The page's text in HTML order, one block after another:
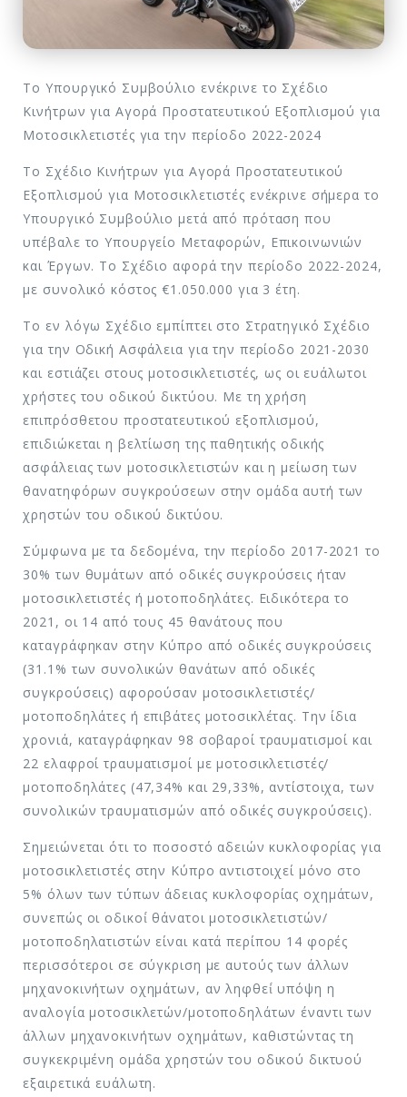
Το Υπουργικό Συμβούλιο ενέκρινε το Σχέδιο
Κινήτρων για Αγορά Προστατευτικού Εξοπλισμού για
Μοτοσικλετιστές για την περίοδο 2022-2024
Το Σχέδιο Κινήτρων για Αγορά Προστατευτικού
Εξοπλισμού για Μοτοσικλετιστές ενέκρινε σήμερα το
Υπουργικό Συμβούλιο μετά από πρόταση που
υπέβαλε το Υπουργείο Μεταφορών, Επικοινωνιών
και Έργων. Το Σχέδιο αφορά την περίοδο 2022-2024,
με συνολικό κόστος €1.050.000 για 3 έτη.
Το εν λόγω Σχέδιο εμπίπτει στο Στρατηγικό Σχέδιο
για την Οδική Ασφάλεια για την περίοδο 2021-2030
και εστιάζει στους μοτοσικλετιστές, ως οι ευάλωτοι
χρήστες του οδικού δικτύου. Με τη χρήση
επιπρόσθετου προστατευτικού εξοπλισμού,
επιδιώκεται η βελτίωση της παθητικής οδικής
ασφάλειας των μοτοσικλετιστών και η μείωση των
θανατηφόρων συγκρούσεων στην ομάδα αυτή των
χρηστών του οδικού δικτύου.
Σύμφωνα με τα δεδομένα, την περίοδο 2017-2021 το
30% των θυμάτων από οδικές συγκρούσεις ήταν
μοτοσικλετιστές ή μοτοποδηλάτες. Ειδικότερα το
2021, οι 14 από τους 45 θανάτους που
καταγράφηκαν στην Κύπρο από οδικές συγκρούσεις
(31.1% των συνολικών θανάτων από οδικές
συγκρούσεις) αφορούσαν μοτοσικλετιστές/
μοτοποδηλάτες ή επιβάτες μοτοσικλέτας. Την ίδια
χρονιά, καταγράφηκαν 98 σοβαροί τραυματισμοί και
22 ελαφροί τραυματισμοί με μοτοσικλετιστές/
μοτοποδηλάτες (47,34% και 29,33%, αντίστοιχα, των
συνολικών τραυματισμών από οδικές συγκρούσεις).
Σημειώνεται ότι το ποσοστό αδειών κυκλοφορίας για
μοτοσικλετιστές στην Κύπρο αντιστοιχεί μόνο στο
5% όλων των τύπων άδειας κυκλοφορίας οχημάτων,
συνεπώς οι οδικοί́ θάνατοι μοτοσικλετιστών/
μοτοποδηλατιστών είναι κατά περίπου 14 φορές
περισσότεροι σε σύγκριση με αυτούς των άλλων
μηχανοκινήτων οχημάτων, αν ληφθεί́ υπόψη η
αναλογία μοτοσικλετών/μοτοποδηλάτων έναντι των
άλλων μηχανοκινήτων οχημάτων, καθιστώντας τη
συγκεκριμένη ομάδα χρηστών του οδικού δικτυού
εξαιρετικά ευάλωτη.